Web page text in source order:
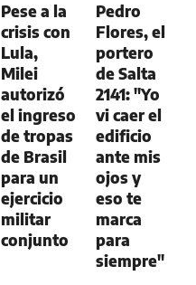
Pese a la
crisis con
Lula,
Milei
autorizó
el ingreso
de tropas
de Brasil
para un
ejercicio
militar
conjunto
Pedro
Flores, el
portero
de Salta
2141: "Yo
vi caer el
edificio
ante mis
ojos y
eso te
marca
para
siempre"